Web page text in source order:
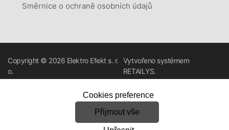
Směrnice o ochraně osobních údajů
Copyright © 2026 Elektro Efekt s. r.
o.
Vytvořeno systémem
RETAILYS.
Cookies preference
Přijmout vše